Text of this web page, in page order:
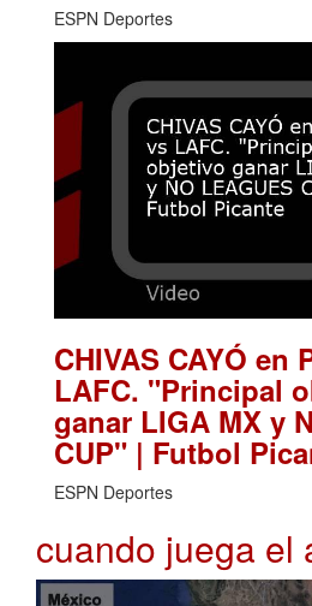
ESPN Deportes
CHIVAS CAYÓ en
LAFC. "Principal
ganar LIGA MX y
CUP" | Futbol
ESPN Deportes
cuando juega el